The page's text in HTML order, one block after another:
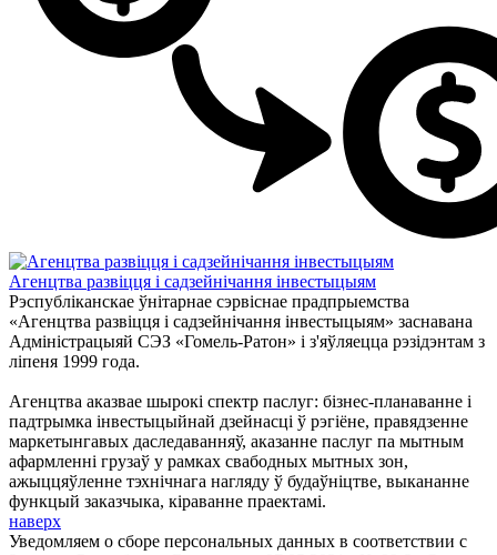
Агенцтва развіцця і садзейнічання інвестыцыям
Рэспубліканскае ўнітарнае сэрвіснае прадпрыемства
«Агенцтва развіцця і садзейнічання інвестыцыям» заснавана
Адміністрацыяй СЭЗ «Гомель-Ратон» і з'яўляецца рэзiдэнтам з
ліпеня 1999 года.
Агенцтва аказвае шырокі спектр паслуг: бізнес-планаванне і
падтрымка інвестыцыйнай дзейнасці ў рэгіёне, правядзенне
маркетынгавых даследаванняў, аказанне паслуг па мытным
афармленні грузаў у рамках свабодных мытных зон,
ажыццяўленне тэхнічнага нагляду ў будаўніцтве, выкананне
функцый заказчыка, кіраванне праектамі.
наверх
Уведомляем о сборе персональных данных в соответствии с